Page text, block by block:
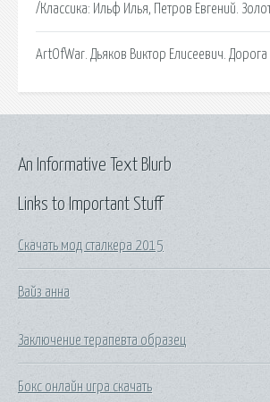
/Классика: Ильф Илья, Петров Евгений.
ArtOfWar. Дьяков Виктор Елисеевич. Дорога
Links to Important Stuff
Скачать мод сталкера 2015
Вайз анна
Заключение терапевта образец
Бокс онлайн игра скачать
An Informative Text Blurb